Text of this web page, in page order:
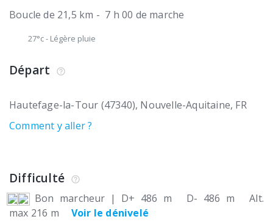
Boucle de 21,5 km - 7 h 00 de marche
27°c- Légère pluie
Départ
Hautefage-la-Tour (47340) Nouvelle-Aquitaine FR
Comment y aller ?
Difficulté
Bon marcheur | D+ 486 m D- 486 m
Alt.
max 216 m
Voir le dénivelé